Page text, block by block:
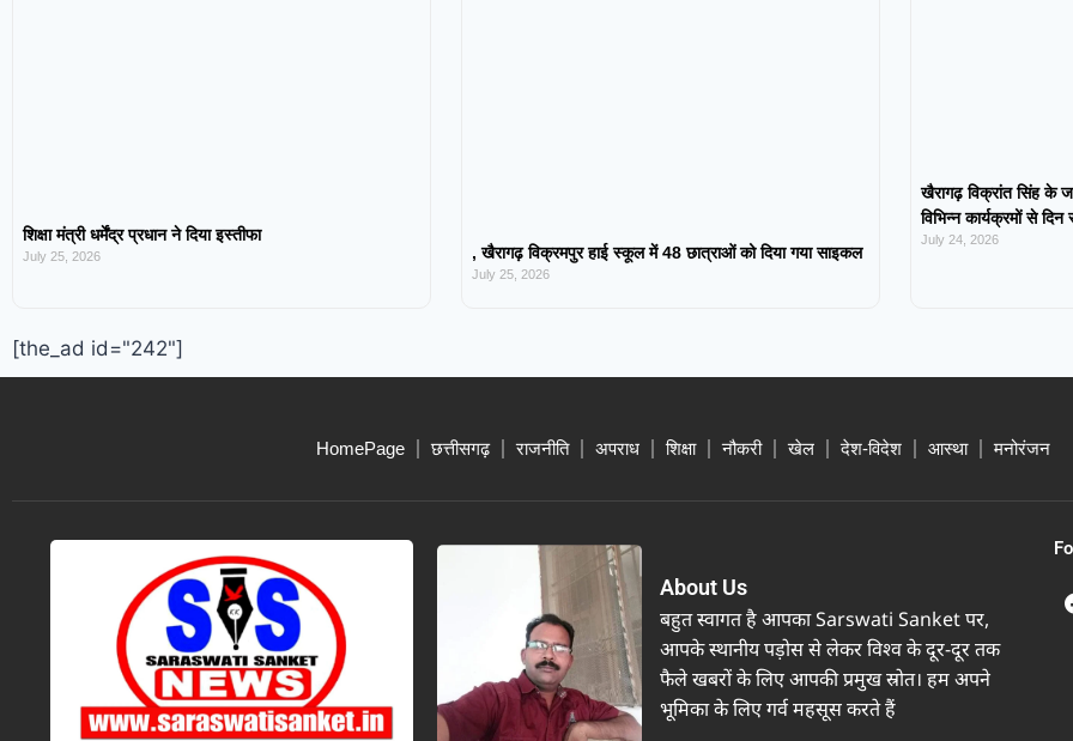
शिक्षा मंत्री धर्मेंद्र प्रधान ने दिया इस्तीफा
July 25, 2026 , खैरागढ़ विक्रमपुर हाई स्कूल में 48 छात्राओं को दिया गया साइकल
July 25, 2026
खैरागढ़ विक्रांत सिंह के
विभिन्न कार्यक्रमों से दिन
July 24, 2026
[the_ad id="242"]
HomePage छत्तीसगढ़ राजनीति अपराध शिक्षा नौकरी खेल देश-विदेश आस्था मनोरंजन
About Us
बहुत स्वागत है आपका Sarswati Sanket पर,
आपके स्थानीय पड़ोस से लेकर विश्व के दूर-दूर तक
फैले खबरों के लिए आपकी प्रमुख स्रोत। हम अपने
भूमिका के लिए गर्व महसूस करते हैं